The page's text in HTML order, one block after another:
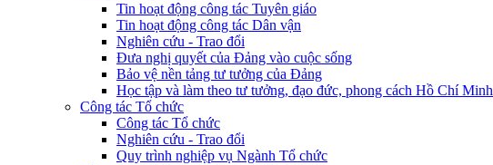
Tin hoạt động công tác Tuyên giáo
Tin hoạt động công tác Dân vận
Nghiên cứu - Trao đổi
Đưa nghị quyết của Đảng vào cuộc sống
Bảo vệ nền tảng tư tưởng của Đảng
Học tập và làm theo tư tưởng, đạo đức, phong cách Hồ Chí Minh
Công tác Tổ chức
Công tác Tổ chức
Nghiên cứu - Trao đổi
Quy trình nghiệp vụ Ngành Tổ chức